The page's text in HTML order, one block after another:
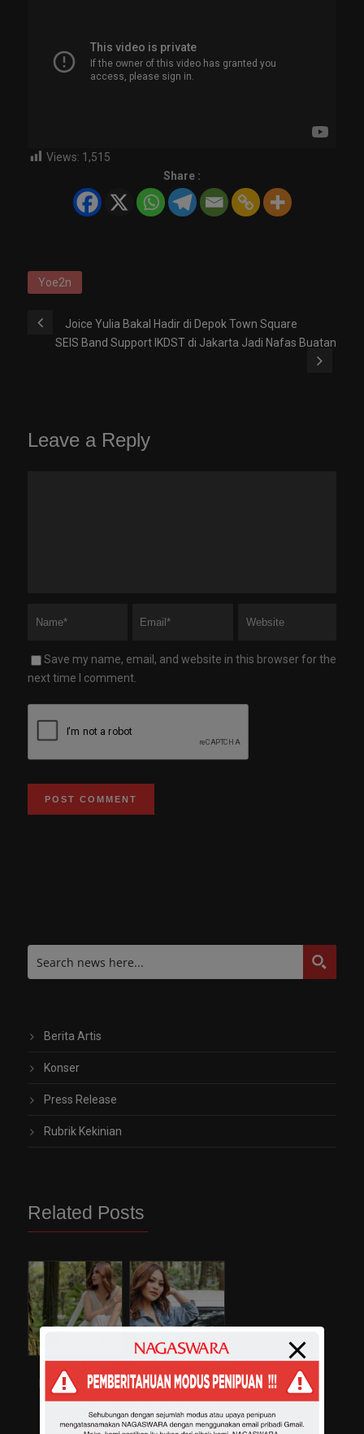
Views: 1,515
Share :
Yoe2n
Joice Yulia Bakal Hadir di Depok Town Square
SEIS Band Support IKDST di Jakarta Jadi Nafas Buatan
Leave a Reply
Save my name, email, and website in this browser for the
next time I comment.
Berita Artis
Konser
Press Release
Rubrik Kekinian
Related Posts
Yoe2n Pilih
Rayakan Tahun
Baru Bareng
Keluarga
Yoe2N, Kenangan
Terindah Saat Ikut
“Bintang Pantura 5”
Indosiar